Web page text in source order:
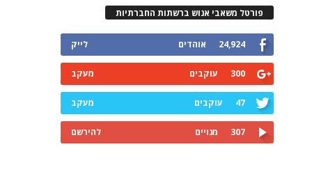
משאבי אנוש ברשתות החברתיות
אוהדים
עוקבים
עוקבים
מנויים